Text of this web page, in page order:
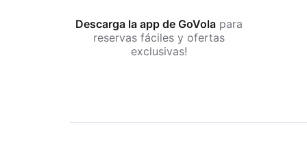
Descarga la app de GoVola para
reservas fáciles y ofertas
exclusivas!